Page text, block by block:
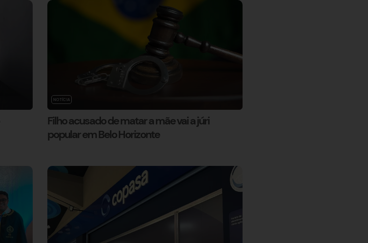
NOTÍCIA
Filho acusado de matar a mãe vai a júri
popular em Belo Horizonte